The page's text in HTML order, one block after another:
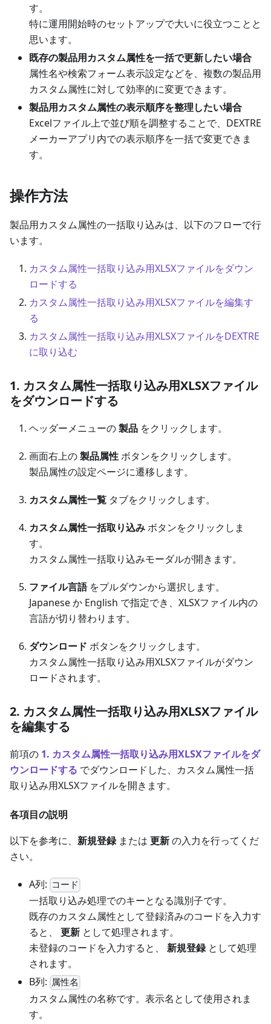
す。
特に運用開始時のセットアップで大いに役立つことと
思います。
既存の製品用カスタム属性を一括で更新したい場合
属性名や検索フォーム表示設定などを、複数の製品用
カスタム属性に対して効率的に変更できます。
製品用カスタム属性の表示順序を整理したい場合
Excelファイル上で並び順を調整することで、DEXTRE
メーカーアプリ内での表示順序を一括で変更できま
す。
操作方法
製品用カスタム属性の一括取り込みは、以下のフローで行
います。
カスタム属性一括取り込み用XLSXファイルをダウン
ロードする
カスタム属性一括取り込み用XLSXファイルを編集す
る
カスタム属性一括取り込み用XLSXファイルをDEXTRE
に取り込む
1. カスタム属性一括取り込み用XLSXファイル
をダウンロードする
ヘッダーメニューの製品 をクリックします。
画面右上の製品属性ボタンをクリックします。
製品属性の設定ページに遷移します。
カスタム属性一覧 タブをクリックします。
カスタム属性一括取り込みボタンをクリックしま
す。
カスタム属性一括取り込みモーダルが開きます。
ファイル言語をプルダウンから選択します。
Japanese か English で指定でき、XLSXファイル内の
言語が切り替わります。
ダウンロード ボタンをクリックします。
カスタム属性一括取り込み用XLSXファイルがダウン
ロードされます。
2. カスタム属性一括取り込み用XLSXファイル
を編集する
前項の 1. カスタム属性一括取り込み用XLSXファイルをダ
ウンロードする でダウンロードした、カスタム属性一括
取り込み用XLSXファイルを開きます。
各項目の説明
以下を参考に、 新規登録または 更新の入力を行ってくだ
さい。
A列: コード
一括取り込み処理でのキーとなる識別子です。
既存のカスタム属性として登録済みのコードを入力す
ると、 更新 として処理されます。
未登録のコードを入力すると、 新規登録として処理
されます。
B列: 属性名
カスタム属性の名称です。表示名として使用されま
す。